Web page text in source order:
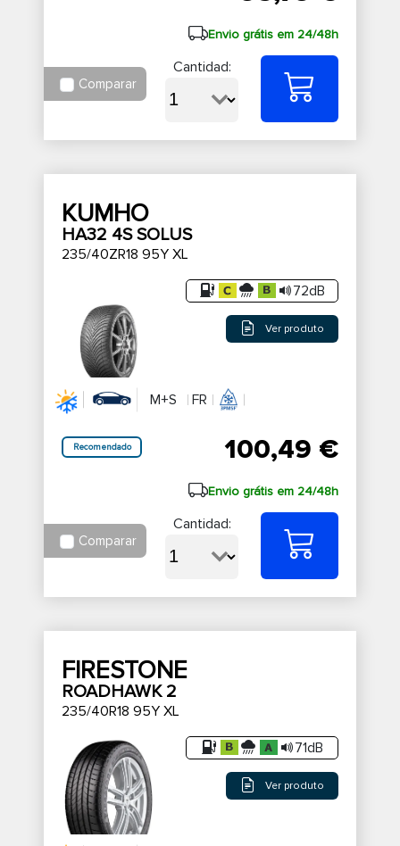
Envio grátis em 24/48h
Comparar
Cantidad:
KUMHO
HA32 4S SOLUS
235/40ZR18 95Y XL
72dB
Ver produto
M+S FR
Recomendado 100,49 €
Envio grátis em 24/48h
Comparar
Cantidad:
FIRESTONE
ROADHAWK 2
235/40R18 95Y XL
71dB
Ver produto